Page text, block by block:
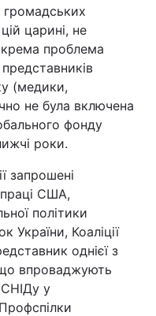
громадських
царині, не
проблема
(медики,
не була включена
фонду
роки.
запрошені
праці США,
політики
України, Коаліції
однієї з
що впроваджують
у